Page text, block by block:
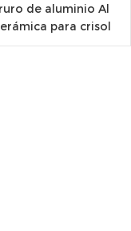
de aluminio Al
para crisol